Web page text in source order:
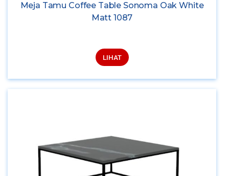
Meja Tamu Coffee Table Sonoma Oak White
Matt 1087
LIHAT